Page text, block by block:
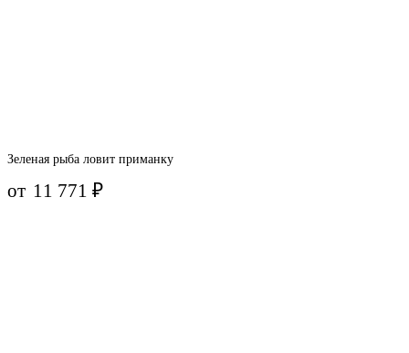
Зеленая рыба ловит приманку
от 11 771₽